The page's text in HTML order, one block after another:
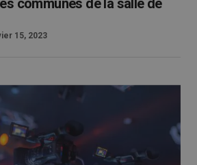
communes de la salle de
15, 2023